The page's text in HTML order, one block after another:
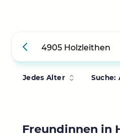
Jedes Alter Suche:
Freundinnen in